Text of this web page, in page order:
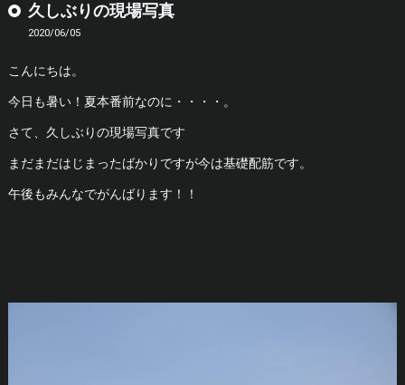
久しぶりの現場写真
2020/06/05
こんにちは。
今日も暑い！夏本番前なのに・・・・。
さて、久しぶりの現場写真です
まだまだはじまったばかりですが今は基礎配筋です。
午後もみんなでがんばります！！